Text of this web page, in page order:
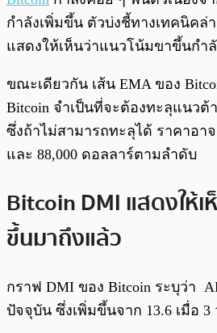
กำลังเพิ่มขึ้น ตัวบ่งชี้ทางเทคนิคล่
แสดงให้เห็นว่าแนวโน้มขาขึ้นกำ
ขณะเดียวกัน เส้น EMA ของ
Bitcoin จำเป็นที่จะต้องทะลุแนวต้
ซึ่งถ้าไม่สามารถทะลุได้ ราคาอาจ
และ 88,000 ดอลลาร์ตามลำดับ
Bitcoin DMI แสดงให้เ
ขึ้นมาถึงแล้ว
กราฟ DMI ของ Bitcoin ระบุว่า
ปัจจุบัน ซึ่งเพิ่มขึ้นจาก 13.6 เมื่อ